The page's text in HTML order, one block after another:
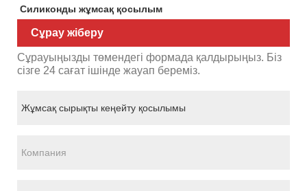
Силиконды жұмсақ қосылым
Сұрау жіберу
Сұрауыңызды төмендегі формада қалдырыңыз. Біз
сізге 24 сағат ішінде жауап береміз.